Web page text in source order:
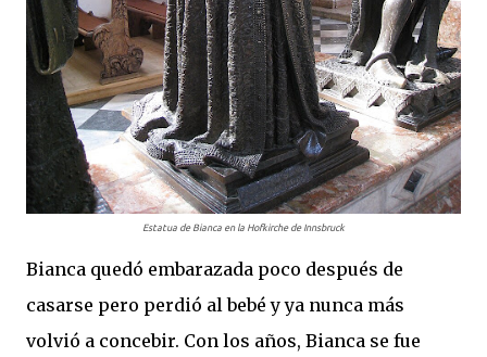
Estatua de Bianca en la Hofkirche de Innsbruck
Bianca quedó embarazada poco después de
casarse pero perdió al bebé y ya nunca más
volvió a concebir. Con los años, Bianca se fue